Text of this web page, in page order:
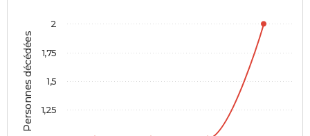
Personnes décédées 1,25
1,5
1,75
2